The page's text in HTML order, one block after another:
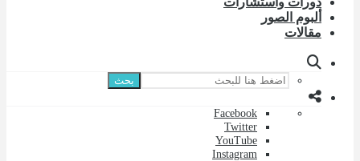
ألبوم الصور
مقالات
بحث
Facebook
Twitter
YouTube
Instagram